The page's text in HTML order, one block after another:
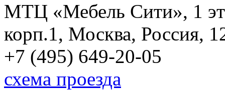
МТЦ «Мебель Сити», 1
корп.1, Москва, Россия,
+7 (495) 649-20-05
схема проезда